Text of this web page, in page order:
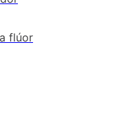
flúor